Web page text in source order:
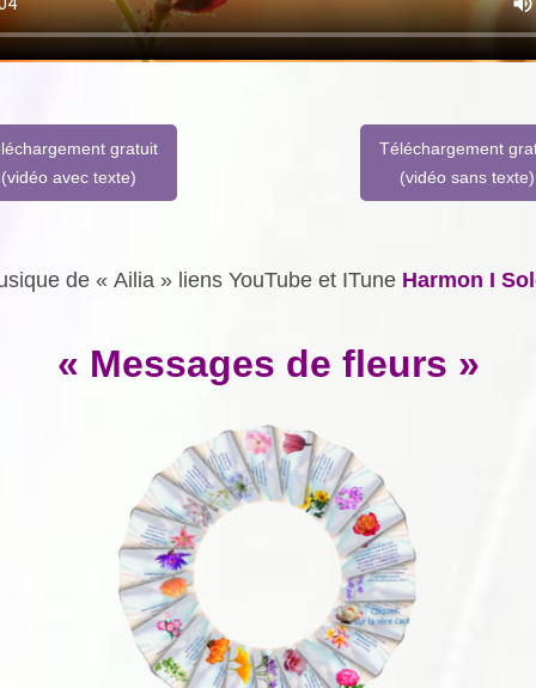
gratuit
(vidéo avec texte)
Téléchargement
(vidéo sans texte)
de « Ailia » liens YouTube et ITune Harmon I
« Messages de fleurs »